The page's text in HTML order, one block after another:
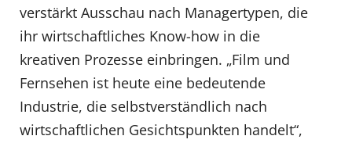
verstärkt Ausschau nach Managertypen, die
ihr wirtschaftliches Know-how in die
kreativen Prozesse einbringen. „Film und
Fernsehen ist heute eine bedeutende
Industrie, die selbstverständlich nach
wirtschaftlichen Gesichtspunkten handelt“,